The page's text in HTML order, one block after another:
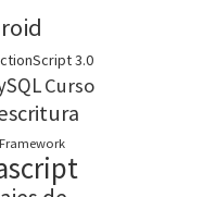
3.0
Curso
Framework